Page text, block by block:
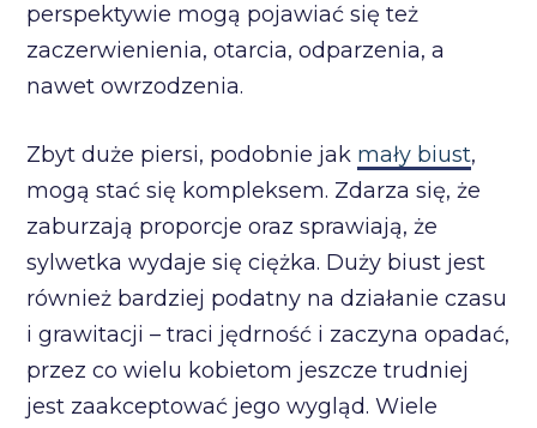
perspektywie mogą pojawiać się też
zaczerwienienia, otarcia, odparzenia, a
nawet owrzodzenia.
Zbyt duże piersi, podobnie jak mały biust,
mogą stać się kompleksem. Zdarza się, że
zaburzają proporcje oraz sprawiają, że
sylwetka wydaje się ciężka. Duży biust jest
również bardziej podatny na działanie czasu
i grawitacji – traci jędrność i zaczyna opadać,
przez co wielu kobietom jeszcze trudniej
jest zaakceptować jego wygląd. Wiele